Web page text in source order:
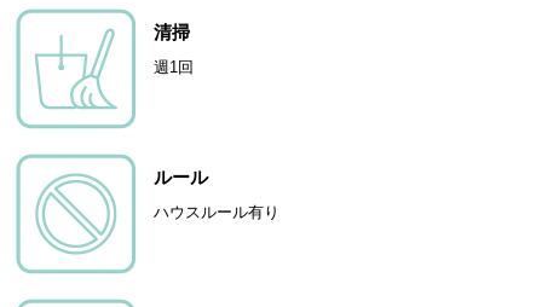
清掃
週1回
ルール
ハウスルール有り